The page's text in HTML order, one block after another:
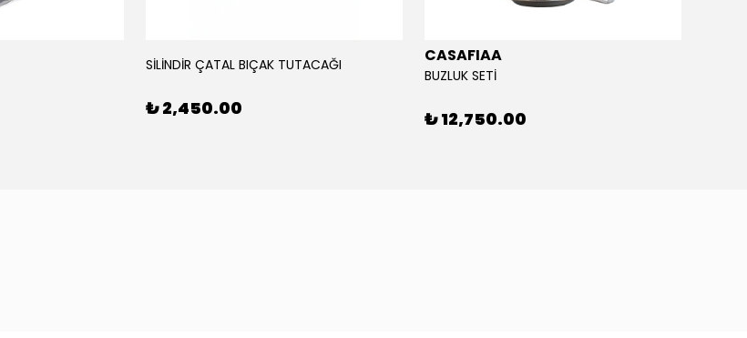
SİLİNDİR ÇATAL BIÇAK TUTACAĞI
₺ 2,450.00
CASAFIAA
BUZLUK SETİ
₺ 12,750.00